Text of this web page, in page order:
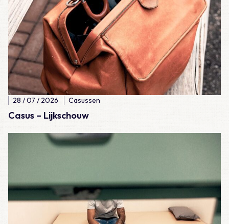
Casus – Lijkschouw
28 / 07 / 2026 Casussen
Lees meer over Meegemaakt – De eerste 100 diensten als